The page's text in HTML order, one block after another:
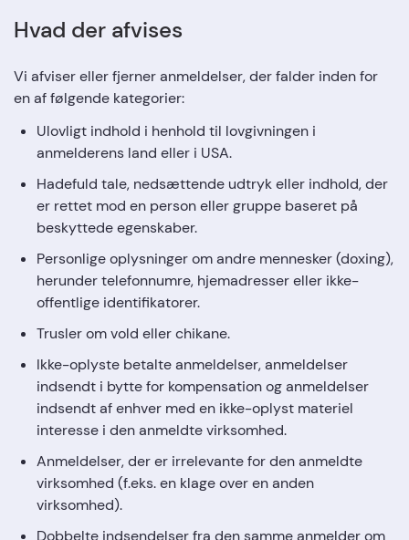
Hvad der afvises
Vi afviser eller fjerner anmeldelser, der falder inden for
en af følgende kategorier:
Ulovligt indhold i henhold til lovgivningen i
anmelderens land eller i USA.
Hadefuld tale, nedsættende udtryk eller indhold, der
er rettet mod en person eller gruppe baseret på
beskyttede egenskaber.
Personlige oplysninger om andre mennesker (doxing),
herunder telefonnumre, hjemadresser eller ikke-
offentlige identifikatorer.
Trusler om vold eller chikane.
Ikke-oplyste betalte anmeldelser, anmeldelser
indsendt i bytte for kompensation og anmeldelser
indsendt af enhver med en ikke-oplyst materiel
interesse i den anmeldte virksomhed.
Anmeldelser, der er irrelevante for den anmeldte
virksomhed (f.eks. en klage over en anden
virksomhed).
Dobbelte indsendelser fra den samme anmelder om